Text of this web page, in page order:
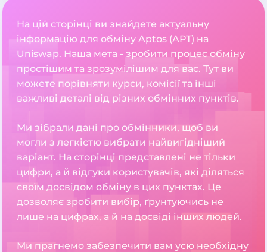
На цій сторінці ви знайдете актуальну
інформацію для обміну Aptos (APT) на
Uniswap. Наша мета - зробити процес обміну
простішим та зрозумілішим для вас. Тут ви
можете порівняти курси, комісії та інші
важливі деталі від різних обмінних пунктів.
Ми зібрали дані про обмінники, щоб ви
могли з легкістю вибрати найвигідніший
варіант. На сторінці представлені не тільки
цифри, а й відгуки користувачів, які діляться
своїм досвідом обміну в цих пунктах. Це
дозволяє зробити вибір, ґрунтуючись не
лише на цифрах, а й на досвіді інших людей.
Ми прагнемо забезпечити вам усю необхідну